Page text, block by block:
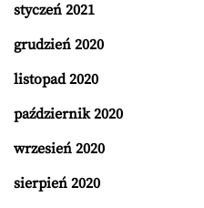
styczeń 2021
grudzień 2020
listopad 2020
październik 2020
wrzesień 2020
sierpień 2020